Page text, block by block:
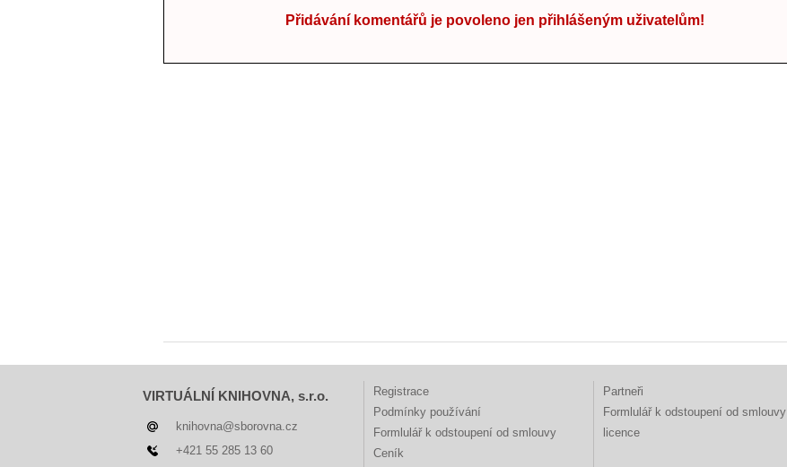
Přidávání komentářů je povoleno jen přihlášeným uživatelům!
VIRTUÁLNÍ KNIHOVNA, s.r.o.
knihovna@sborovna.cz
+421 55 285 13 60
Registrace
Podmínky používání
Formlulář k odstoupení od smlouvy
Ceník
Partneři
Formlulář k odstoupení od smlouvy
licence